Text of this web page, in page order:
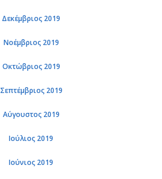
Δεκέμβριος 2019
Νοέμβριος 2019
Οκτώβριος 2019
Σεπτέμβριος 2019
Αύγουστος 2019
Ιούλιος 2019
Ιούνιος 2019